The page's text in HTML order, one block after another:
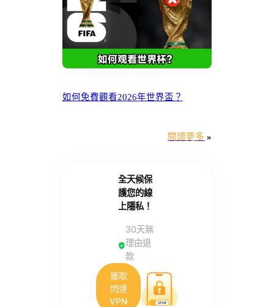
如何免費觀看2026年世界盃？
閱讀更多 »
全天候保
護您的線
上隱私！
30天無
理由退
款
獲取
閃連
VPN